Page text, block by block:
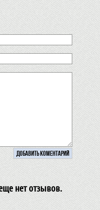
нет отзывов.